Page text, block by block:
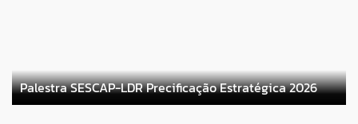
Palestra SESCAP-LDR Precificação Estratégica 2026